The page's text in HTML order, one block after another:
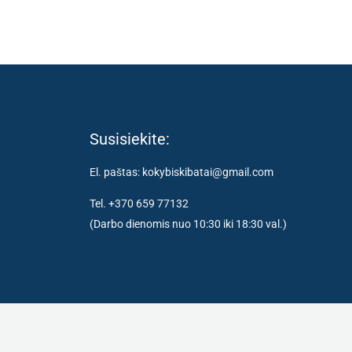
Susisiekite:
El. paštas: kokybiskibatai@gmail.com
Tel. +370 659 77132
(Darbo dienomis nuo 10:30 iki 18:30 val.)